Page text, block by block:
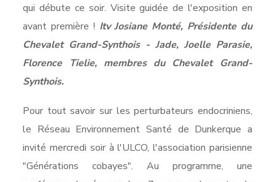
qui débute ce soir. Visite guidée de l'exposition en
avant première ! Itv Josiane Monté, Présidente du
Chevalet Grand-Synthois - Jade, Joelle Parasie,
Florence Tielie, membres du Chevalet Grand-
Synthois.
Pour tout savoir sur les perturbateurs endocriniens,
le Réseau Environnement Santé de Dunkerque a
invité mercredi soir à l'ULCO, l'association parisienne
"Générations cobayes". Au programme, une